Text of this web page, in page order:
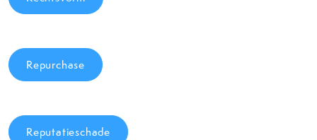
Repurchase
Reputatieschade